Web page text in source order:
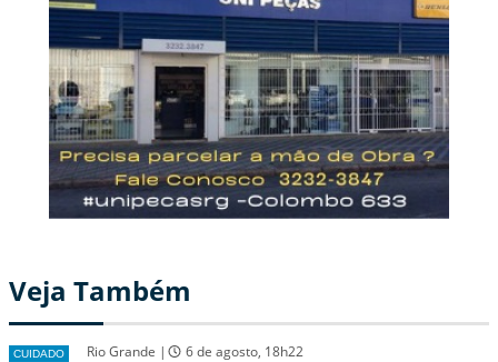
Veja Também
CUIDADO Rio Grande | 6 de agosto, 18h22